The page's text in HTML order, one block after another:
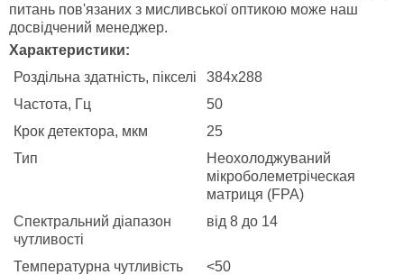
питань пов'язаних з мисливської оптикою може наш
досвідчений менеджер.
Характеристики:
Роздільна здатність, пікселі
384x288
Частота, Гц
50
Крок детектора, мкм
25
Тип
Неохолоджуваний
мікроболеметріческая
матриця (FPA)
Спектральний діапазон
чутливості
від 8 до 14
Температурна чутливість
<50